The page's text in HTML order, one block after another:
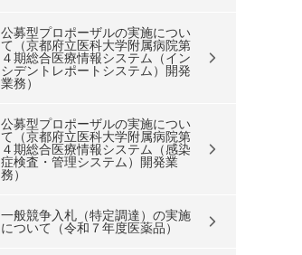
公募型プロポーザルの実施につい
て（京都府立医科大学附属病院第
４期総合医療情報システム（イン
シデントレポートシステム）開発
業務）
公募型プロポーザルの実施につい
て（京都府立医科大学附属病院第
４期総合医療情報システム（感染
症検査・管理システム）開発業
務）
一般競争入札（特定調達）の実施
について（令和７年度医薬品）